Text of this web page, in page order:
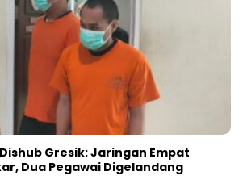
Gresik: Jaringan Empat
Dua Pegawai Digelandang